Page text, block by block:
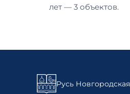
лет — 3 объектов.
Русь Новгородская